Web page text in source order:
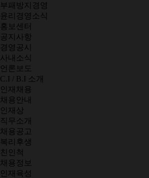
부패방지경영
윤리경영소식
홍보센터
공지사항
경영공시
사내소식
언론보도
C.I / B.I 소개
인재채용
채용안내
인재상
직무소개
채용공고
복리후생
친인척
채용정보
인재육성